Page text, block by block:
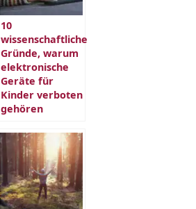
10
wissenschaftliche
Gründe, warum
elektronische
Geräte für
Kinder verboten
gehören